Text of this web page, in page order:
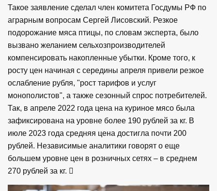
Такое заявление сделал член комитета Госдумы РФ по
аграрным вопросам Сергей Лисовский. Резкое
подорожание мяса птицы, по словам эксперта, было
вызвано желанием сельхозпроизводителей
компенсировать накопленные убытки. Кроме того, к
росту цен начиная с середины апреля привели резкое
ослабление рубля, "рост тарифов и услуг
монополистов", а также сезонный спрос потребителей.
Так, в апреле 2022 года цена на куриное мясо была
зафиксирована на уровне более 190 рублей за кг. В
июле 2023 года средняя цена достигла почти 200
рублей. Независимые аналитики говорят о еще
большем уровне цен в розничных сетях – в среднем
270 рублей за кг.